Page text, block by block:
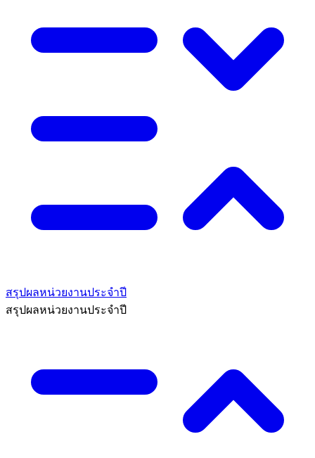
สรุปผลหน่วยงานประจำปี
สรุปผลหน่วยงานประจำปี